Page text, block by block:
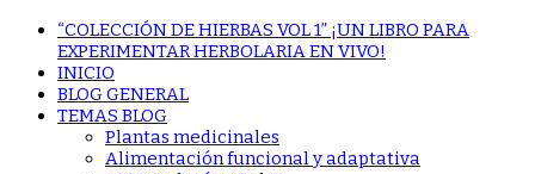
“COLECCIÓN DE HIERBAS VOL 1” ¡UN LIBRO PARA
EXPERIMENTAR HERBOLARIA EN VIVO!
INICIO
BLOG GENERAL
TEMAS BLOG
Plantas medicinales
Alimentación funcional y adaptativa